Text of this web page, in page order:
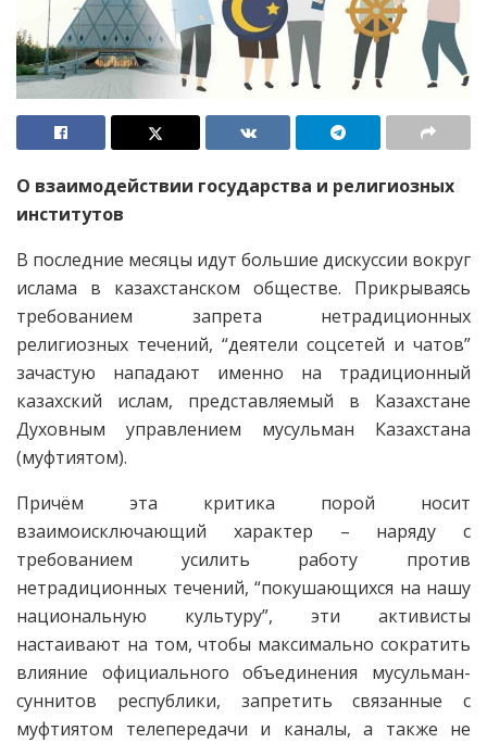
О взаимодействии государства и религиозных
институтов
В последние месяцы идут большие дискуссии вокруг
ислама в казахстанском обществе. Прикрываясь
требованием запрета нетрадиционных
религиозных течений, “деятели соцсетей и чатов”
зачастую нападают именно на традиционный
казахский ислам, представляемый в Казахстане
Духовным управлением мусульман Казахстана
(муфтиятом).
Причём эта критика порой носит
взаимоисключающий характер – наряду с
требованием усилить работу против
нетрадиционных течений, “покушающихся на нашу
национальную культуру”, эти активисты
настаивают на том, чтобы максимально сократить
влияние официального объединения мусульман-
суннитов республики, запретить связанные с
муфтиятом телепередачи и каналы, а также не